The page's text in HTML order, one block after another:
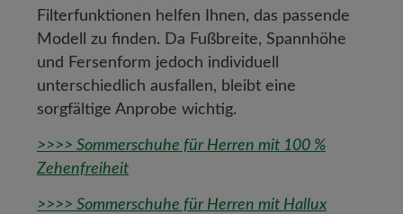
Filterfunktionen helfen Ihnen, das passende
Modell zu finden. Da Fußbreite, Spannhöhe
und Fersenform jedoch individuell
unterschiedlich ausfallen, bleibt eine
sorgfältige Anprobe wichtig.
>>>> Sommerschuhe für Herren mit 100 %
Zehenfreiheit
>>>> Sommerschuhe für Herren mit Hallux